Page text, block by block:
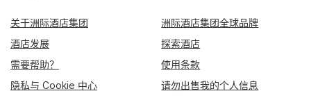
关于洲际酒店集团
洲际酒店集团全球品牌
酒店发展
探索酒店
需要帮助？
使用条款
隐私与 Cookie 中心
请勿出售我的个人信息